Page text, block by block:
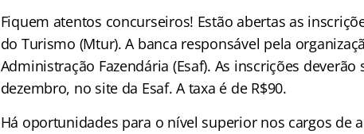
Fiquem atentos concurseiros! Estão abertas as
do Turismo (Mtur). A banca responsável pela
Administração Fazendária (Esaf). As inscrições
dezembro, no site da Esaf. A taxa é de R$90.
Há oportunidades para o nível superior nos cargos de